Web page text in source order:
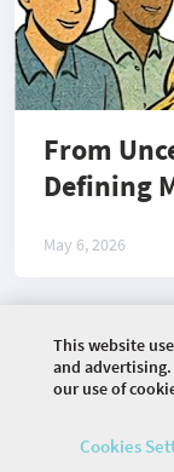
From
Defining
May 6, 2026
This website
and
our use of
Cookies